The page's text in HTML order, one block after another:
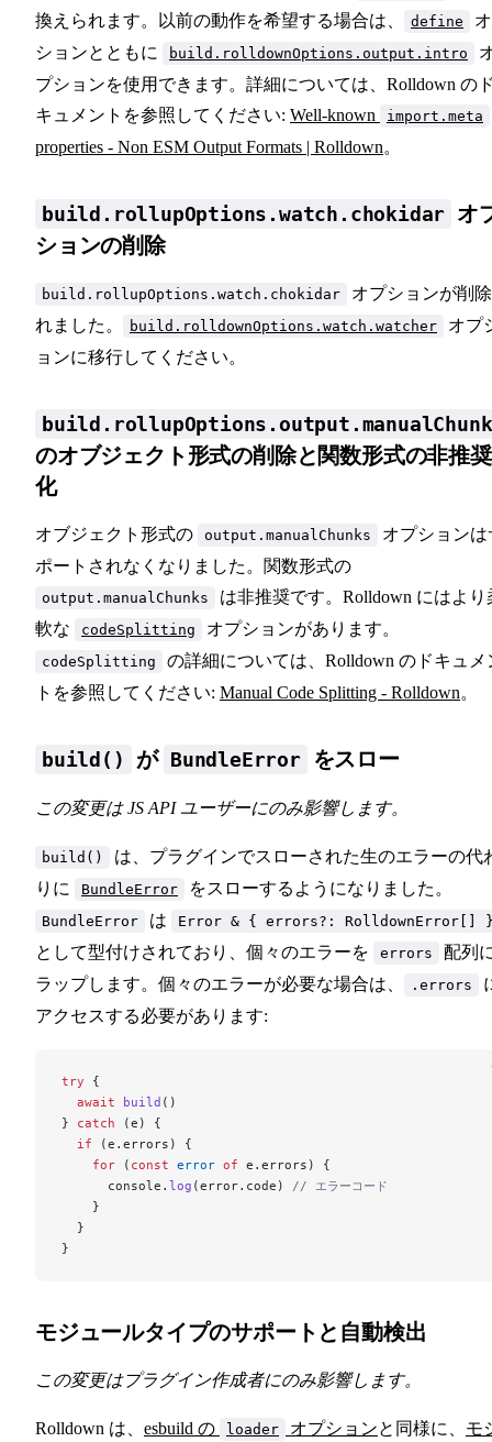
換えられます。以前の動作を希望する場合は、
define
ションとともに
build.rolldownOptions.output.intro
プションを使用できます。詳細については、Rolldown の
キュメントを参照してください: Well-known import.meta
properties - Non ESM Output Formats | Rolldown。
build.rollupOptions.watch.chokidar オ
ションの削除
build.rollupOptions.watch.chokidar
オプションが削
れました。
build.rolldownOptions.watch.watcher
オプ
ョンに移行してください。
のオブジェクト形式の削除と関数形式の非推奨
化
オブジェクト形式の output.manualChunks
オプションは
ポートされなくなりました。関数形式の
output.manualChunks
は非推奨です。Rolldown にはより
軟な
codeSplitting オプションがあります。
codeSplitting
の詳細については、Rolldown のドキュメ
トを参照してください: Manual Code Splitting - Rolldown。
build() が BundleError をスロー
この変更は JS API ユーザーにのみ影響します。
build()
は、プラグインでスローされた生のエラーの代
りに
BundleError をスローするようになりました。
BundleError は Error & { errors?: RolldownError[]
として型付けされており、個々のエラーを errors
配列
ラップします。個々のエラーが必要な場合は、
.errors
アクセスする必要があります:
try {
  await
build ()
} catch (e) {
  if
(e.errors) {
    for
( const error of e.errors) {
      console.
log (error.code) // エラーコード
    }
  }
}
モジュールタイプのサポートと自動検出
この変更はプラグイン作成者にのみ影響します。
Rolldown は、 esbuild の loader オプションと同様に、 モ